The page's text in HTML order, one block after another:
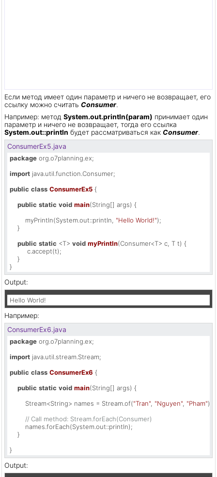
Если метод имеет один параметр и ничего не возвращает, его
ссылку можно считать Consumer.
Например: метод System.out.println(param) принимает один
параметр и ничего не возвращает, тогда его ссылка
System.out::println будет рассматриваться как Consumer.
ConsumerEx5.java
package org.o7planning.ex;
import java.util.function.Consumer;
public class ConsumerEx5 {
public static void main(String[] args) {
        myPrintln(System.out::println,
"Hello World!");
    }
public static <T> void myPrintln(Consumer<T> c, T t) {
         c.accept(t);
    }
}
Output:
Hello World!
Например:
ConsumerEx6.java
package org.o7planning.ex;
import java.util.stream.Stream;
public class ConsumerEx6 {
public static void main(String[] args) {
        Stream<String> names = Stream.of(
"Tran", "Nguyen", "Pham");
// Call method: Stream.forEach(Consumer)
        names.forEach(System.out::println);
    }
}
Output: